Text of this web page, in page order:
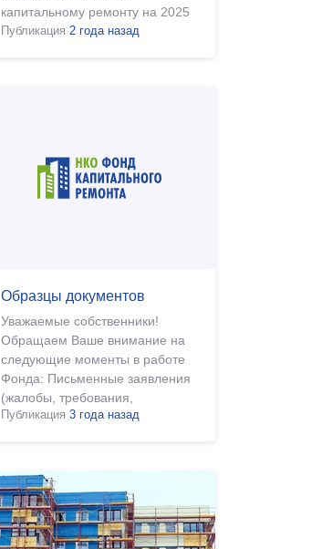
капитальному ремонту на 2025
год, разработанными в
Публикация 2 года назад
Образцы документов
Уважаемые собственники!
Обращаем Ваше внимание на
следующие моменты в работе
Фонда: Письменные заявления
(жалобы, требования,
претензии) необходимо
Публикация 3 года назад